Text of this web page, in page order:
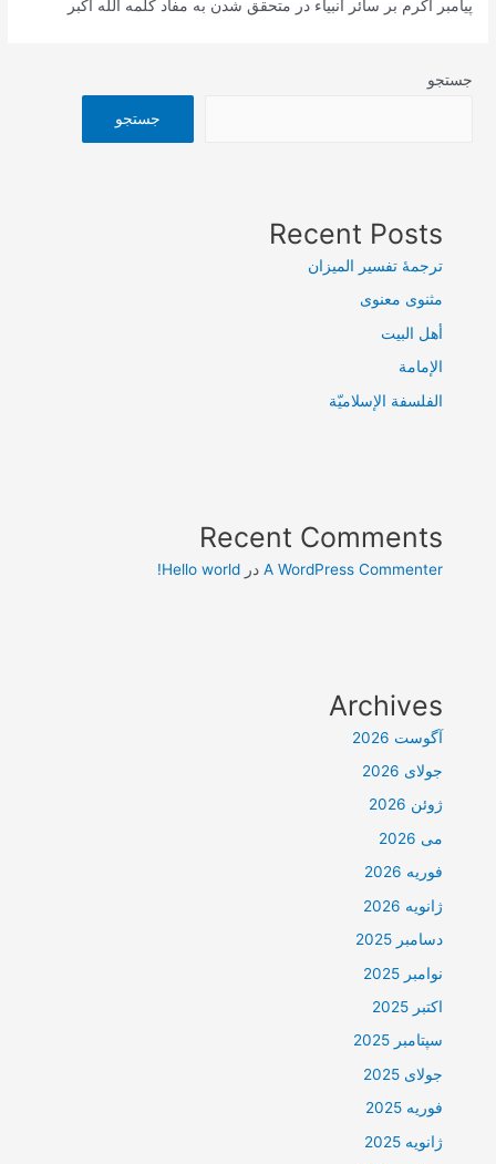
پیامبر اكرم بر سائر انبیاء در متحقق شدن به مفاد كلمه الله اكبر
جستجو
جستجو
Recent Posts
ترجمۀ تفسیر المیزان
مثنوی معنوی
أهل البيت
الإمامة
الفلسفة الإسلاميّة
Recent Comments
A WordPress Commenter درHello world!
Archives
آگوست 2026
جولای 2026
ژوئن 2026
می 2026
فوریه 2026
ژانویه 2026
دسامبر 2025
نوامبر 2025
اکتبر 2025
سپتامبر 2025
جولای 2025
فوریه 2025
ژانویه 2025